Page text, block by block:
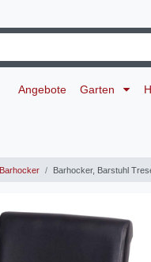
Angebote Garten
Barhocker Barhocker, Barstuhl